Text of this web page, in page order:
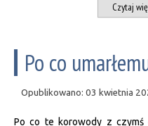
Czytaj
Po co
Opublikowano: 03 kwietnia
Po co te korowody z czymś